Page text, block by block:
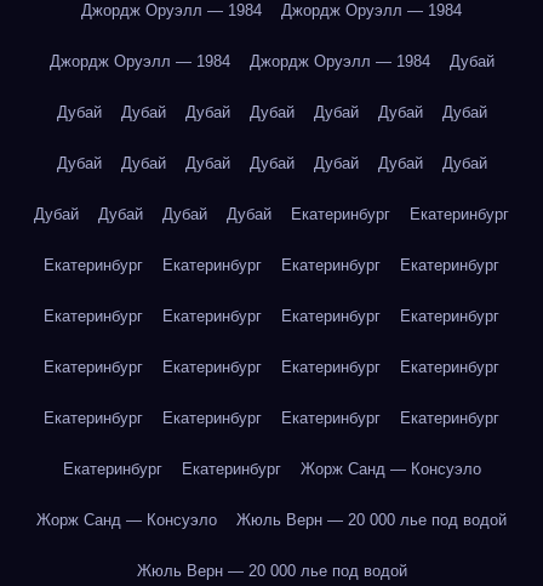
Джордж Оруэлл — 1984 Джордж Оруэлл — 1984
Джордж Оруэлл — 1984 Джордж Оруэлл — 1984 Дубай
Дубай Дубай Дубай Дубай Дубай Дубай Дубай
Дубай Дубай Дубай Дубай Дубай Дубай Дубай
Дубай Дубай Дубай Дубай Екатеринбург Екатеринбург
Екатеринбург Екатеринбург Екатеринбург Екатеринбург
Екатеринбург Екатеринбург Екатеринбург Екатеринбург
Екатеринбург Екатеринбург Екатеринбург Екатеринбург
Екатеринбург Екатеринбург Екатеринбург Екатеринбург
Екатеринбург Екатеринбург Жорж Санд — Консуэло
Жорж Санд — Консуэло Жюль Верн — 20 000 лье под водой
Жюль Верн — 20 000 лье под водой